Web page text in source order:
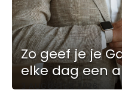
Zo geef je je
elke dag een
3 AUGUSTUS 2026